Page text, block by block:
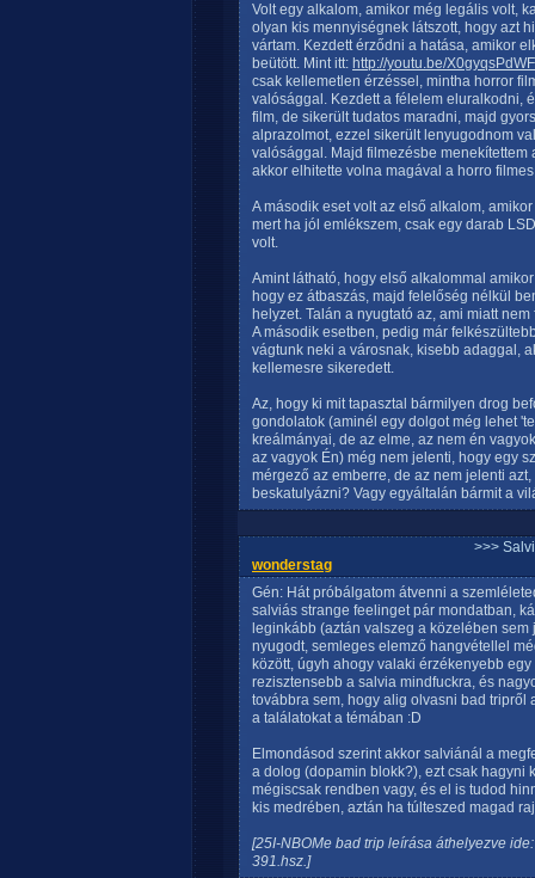
Volt egy alkalom, amikor még legális volt,
olyan kis mennyiségnek látszott, hogy azt
vártam. Kezdett érződni a hatása, amikor
beütött. Mint itt: http://youtu.be/
csak kellemetlen érzéssel, mintha horror
valósággal. Kezdett a félelem eluralkodni,
film, de sikerült tudatos maradni, majd
alprazolmot, ezzel sikerült lenyugodnom
valósággal. Majd filmezésbe
akkor elhitette volna magával a horro
A második eset volt az első alkalom,
mert ha jól emlékszem, csak egy darab
volt.
Amint látható, hogy első alkalommal
hogy ez átbaszás, majd felelőség nélkül
helyzet. Talán a nyugtató az, ami miatt
A második esetben, pedig már
vágtunk neki a városnak, kisebb adaggal,
kellemesre sikeredett.
Az, hogy ki mit tapasztal bármilyen drog
gondolatok (aminél egy dolgot még lehet
kreálmányai, de az elme, az nem én
az vagyok Én) még nem jelenti, hogy egy
mérgező az emberre, de az nem jelenti
beskatulyázni? Vagy egyáltalán bármit a
>>>
wonderstag
Gén: Hát próbálgatom átvenni a
salviás strange feelinget pár mondatban,
leginkább (aztán valszeg a közelében
nyugodt, semleges elemző hangvétellel
között, úgyh ahogy valaki érzékenyebb
rezisztensebb a salvia mindfuckra, és
továbbra sem, hogy alig olvasni bad tripről
a találatokat a témában :D
Elmondásod szerint akkor salviánál a
a dolog (dopamin blokk?), ezt csak hagyni
mégiscsak rendben vagy, és el is tudod
kis medrében, aztán ha túlteszed magad
[25I-NBOMe bad trip leírása áthelyezve
391.hsz.]